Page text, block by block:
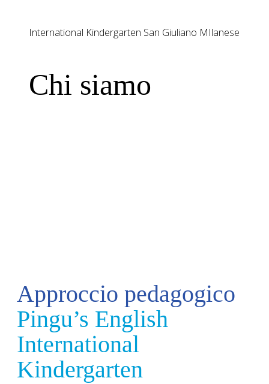
International Kindergarten San Giuliano MIlanese
Chi siamo
Approccio pedagogico
Pingu’s English
International
Kindergarten